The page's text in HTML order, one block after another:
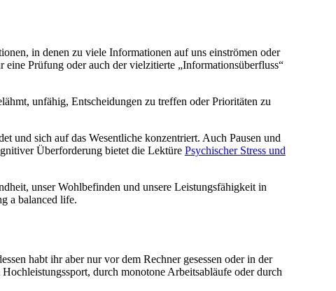
in denen zu viele Informationen auf uns einströmen oder
Prüfung oder auch der vielzitierte „Informationsüberfluss“
unfähig, Entscheidungen zu treffen oder Prioritäten zu
und sich auf das Wesentliche konzentriert. Auch Pausen und
Überforderung bietet die Lektüre Psychischer Stress und
unser Wohlbefinden und unsere Leistungsfähigkeit in
a balanced life.
habt ihr aber nur vor dem Rechner gesessen oder in der
durch monotone Arbeitsabläufe oder durch